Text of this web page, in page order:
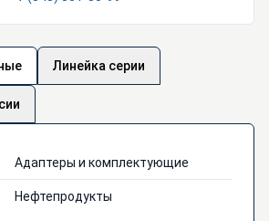
Линейка серии
Адаптеры и комплектующие
Нефтепродукты